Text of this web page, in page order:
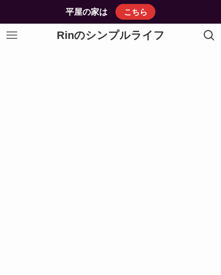
平屋の家は こちら
Rinのシンプルライフ